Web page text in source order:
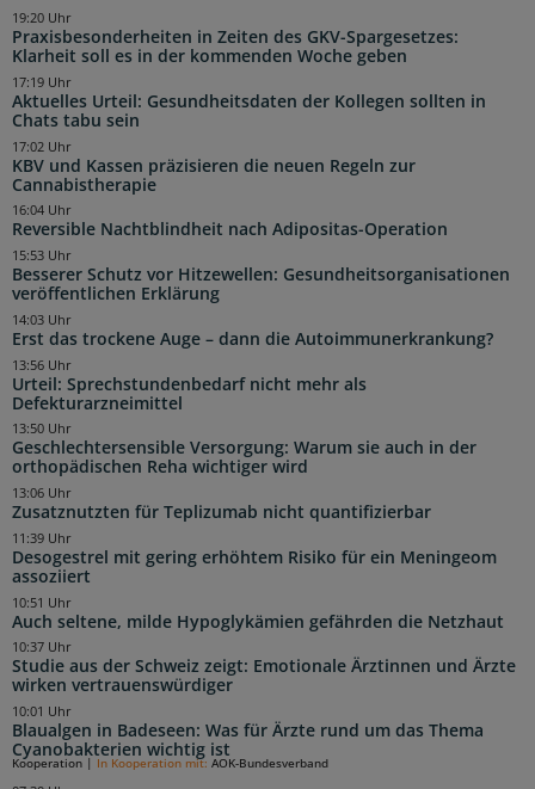
Praxisbesonderheiten in Zeiten des GKV-Spargesetzes:
Klarheit soll es in der kommenden Woche geben
19:20 Uhr
Aktuelles Urteil: Gesundheitsdaten der Kollegen sollten in
Chats tabu sein
17:19 Uhr
KBV und Kassen präzisieren die neuen Regeln zur
Cannabistherapie
17:02 Uhr
Reversible Nachtblindheit nach Adipositas-Operation
16:04 Uhr
Besserer Schutz vor Hitzewellen: Gesundheitsorganisationen
veröffentlichen Erklärung
15:53 Uhr
Erst das trockene Auge – dann die Autoimmunerkrankung?
14:03 Uhr
Urteil: Sprechstundenbedarf nicht mehr als
Defekturarzneimittel
13:56 Uhr
Geschlechtersensible Versorgung: Warum sie auch in der
orthopädischen Reha wichtiger wird
13:50 Uhr
Zusatznutzten für Teplizumab nicht quantifizierbar
13:06 Uhr
Desogestrel mit gering erhöhtem Risiko für ein Meningeom
assoziiert
11:39 Uhr
Auch seltene, milde Hypoglykämien gefährden die Netzhaut
10:51 Uhr
Studie aus der Schweiz zeigt: Emotionale Ärztinnen und Ärzte
wirken vertrauenswürdiger
10:37 Uhr
Blaualgen in Badeseen: Was für Ärzte rund um das Thema
Cyanobakterien wichtig ist
10:01 Uhr
Kooperation | In Kooperation mit: AOK-Bundesverband